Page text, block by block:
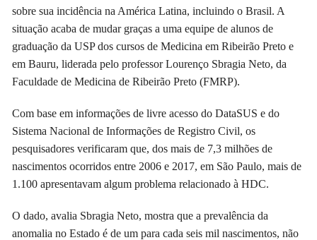
sobre sua incidência na América Latina, incluindo o Brasil. A
situação acaba de mudar graças a uma equipe de alunos de
graduação da USP dos cursos de Medicina em Ribeirão Preto e
em Bauru, liderada pelo professor Lourenço Sbragia Neto, da
Faculdade de Medicina de Ribeirão Preto (FMRP).
Com base em informações de livre acesso do DataSUS e do
Sistema Nacional de Informações de Registro Civil, os
pesquisadores verificaram que, dos mais de 7,3 milhões de
nascimentos ocorridos entre 2006 e 2017, em São Paulo, mais de
1.100 apresentavam algum problema relacionado à HDC.
O dado, avalia Sbragia Neto, mostra que a prevalência da
anomalia no Estado é de um para cada seis mil nascimentos, não